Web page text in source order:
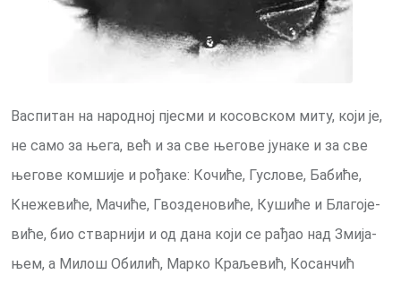
Вас­пи­тан на на­род­ној пје­сми и ко­сов­ском ми­ту, ко­ји је,
не са­мо за ње­га, већ и за све ње­го­ве ју­на­ке и за све
ње­го­ве ком­ши­је и ро­ђа­ке: Ко­чи­ће, Гу­сло­ве, Ба­би­ће,
Кне­же­ви­ће, Ма­чи­ће, Гво­зде­но­ви­ће, Ку­ши­ће и Бла­го­је­
ви­ће, био ствар­ни­ји и од да­на ко­ји се ра­ђао над Зми­ја­
њем, а Ми­лош Оби­лић, Мар­ко Кра­ље­вић, Ко­сан­чић